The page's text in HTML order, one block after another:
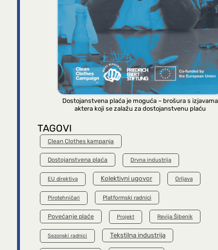
Dostojanstvena plaća je moguća – brošura s izjavama
aktera koji se zalažu za dostojanstvenu plaću
TAGOVI
Clean Clothes kampanja
Dostojanstvena plaća Drvna industrija
EU direktiva Kolektivni ugovor Orljava
Pirotehničari Platformski radnici
Povećanje plaće Projekt Revija Šibenik
Sezonski radnici Tekstilna industrija